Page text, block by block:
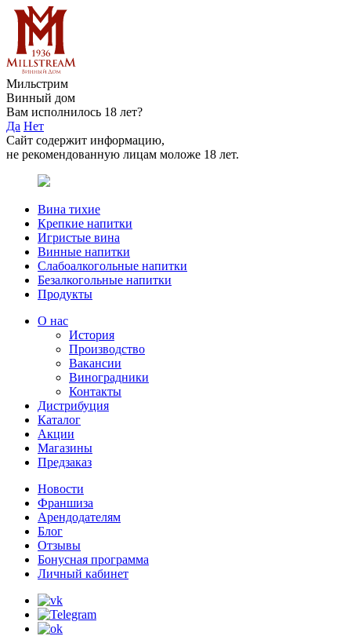
Мильстрим
Винный дом
Вам исполнилось 18 лет?
Да Нет
Сайт содержит информацию,
не рекомендованную лицам моложе 18 лет.
Вина тихие
Крепкие напитки
Игристые вина
Винные напитки
Слабоалкогольные напитки
Безалкогольные напитки
Продукты
О нас
История
Производство
Вакансии
Виноградники
Контакты
Дистрибуция
Каталог
Акции
Магазины
Предзаказ
Новости
Франшиза
Арендодателям
Блог
Отзывы
Бонусная программа
Личный кабинет